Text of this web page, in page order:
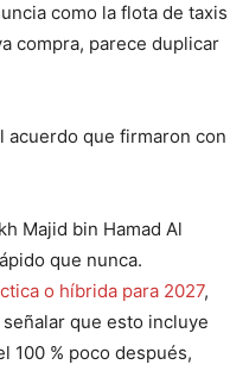
como la flota de taxis
compra, parece duplicar
acuerdo que firmaron con
Majid bin Hamad Al
que nunca.
o híbrida para 2027,
que esto incluye
100 % poco después,